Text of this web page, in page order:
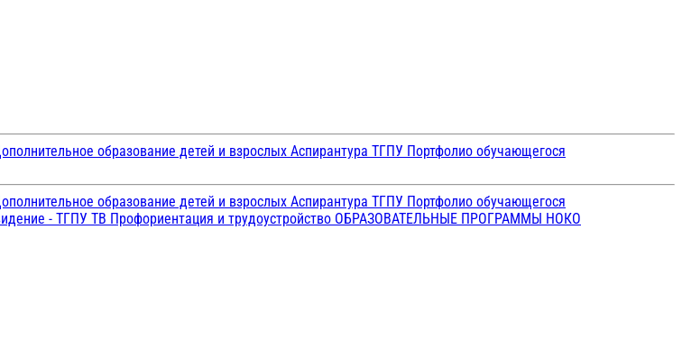
образование детей и взрослых Аспирантура ТГПУ Портфолио обучающегося
образование детей и взрослых Аспирантура ТГПУ Портфолио обучающегося
- ТГПУ ТВ Профориентация и трудоустройство ОБРАЗОВАТЕЛЬНЫЕ ПРОГРАММЫ НОКО